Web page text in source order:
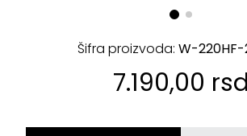
Šifra proizvoda: W-220HF-
7.190,00 rsd